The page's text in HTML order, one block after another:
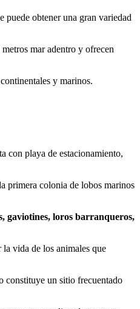
puede obtener una gran variedad
mar adentro y ofrecen
y marinos.
con playa de estacionamiento,
primera colonia de lobos marinos
gaviotines, loros barranqueros,
vida de los animales que
constituye un sitio frecuentado